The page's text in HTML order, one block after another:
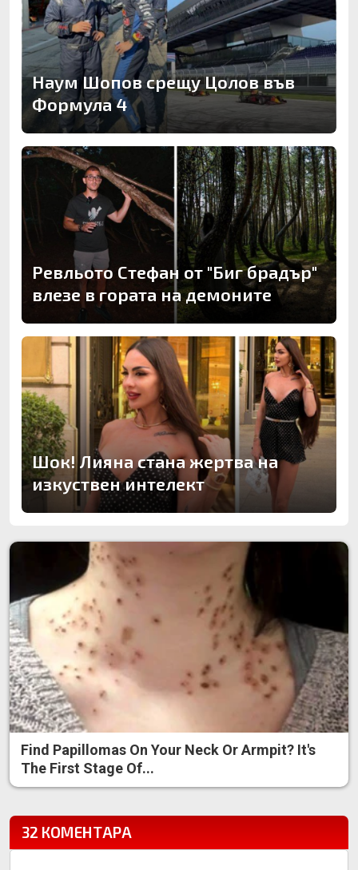
Наум Шопов срещу Цолов във
Формула 4
Ревльото Стефан от "Биг брадър"
влезе в гората на демоните
Шок! Лияна стана жертва на
изкуствен интелект
Find Papillomas On Your Neck Or Armpit? It's
The First Stage Of...
32 КОМЕНТАРА